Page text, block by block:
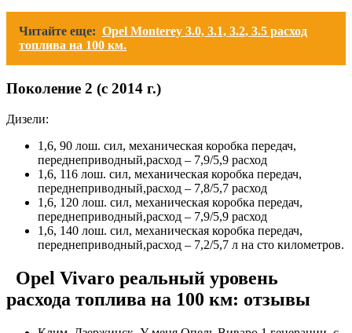
Читайте еще: Opel Monterey 3.0, 3.1, 3.2, 3.5 расход
топлива на 100 км.
Поколение 2 (с 2014 г.)
Дизели:
1,6, 90 лош. сил, механическая коробка передач,
переднеприводный,расход – 7,9/5,9 расход
1,6, 116 лош. сил, механическая коробка передач,
переднеприводный,расход – 7,8/5,7 расход
1,6, 120 лош. сил, механическая коробка передач,
переднеприводный,расход – 7,9/5,9 расход
1,6, 140 лош. сил, механическая коробка передач,
переднеприводный,расход – 7,2/5,7 л на сто километров.
Opel Vivaro реальный уровень
расхода топлива на 100 км: отзывы